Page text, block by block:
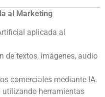
al Marketing
aplicada al
de textos, imágenes, audio
comerciales mediante IA.
utilizando herramientas